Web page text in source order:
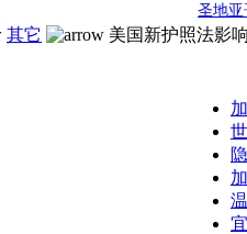
圣地亚
其它
美国新护照法影